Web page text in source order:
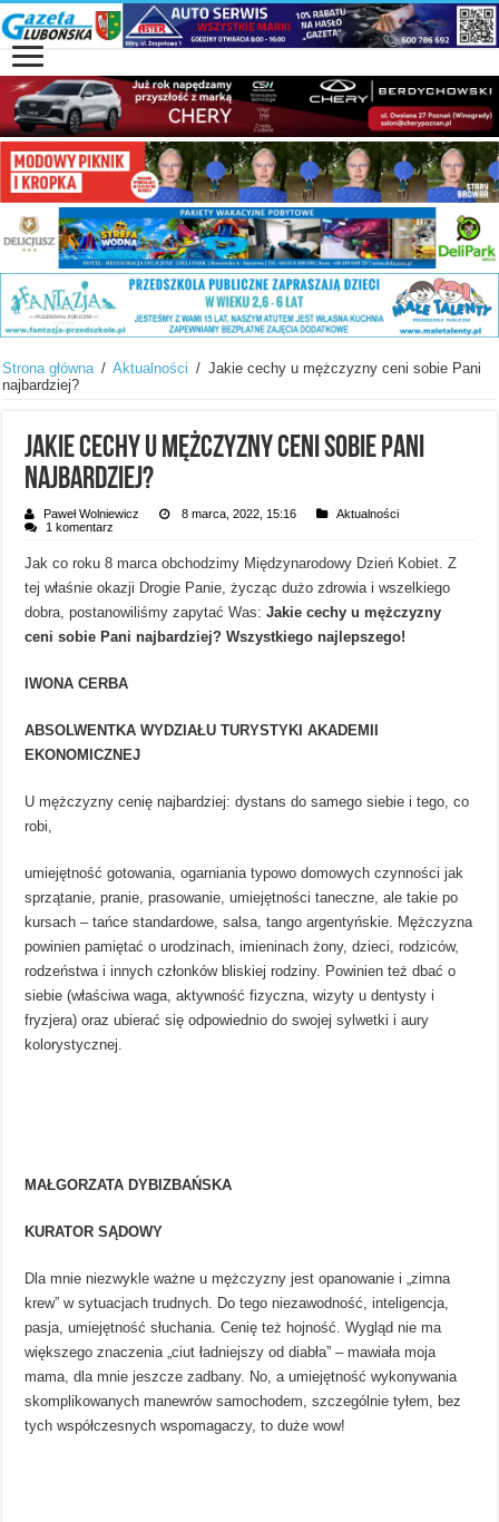
Strona główna / Aktualności / Jakie cechy u mężczyzny ceni sobie Pani
najbardziej?
Jakie cechy u mężczyzny ceni sobie Pani
najbardziej?
Paweł Wolniewicz 8 marca, 2022, 15:16
Aktualności
1 komentarz
Jak co roku 8 marca obchodzimy Międzynarodowy Dzień Kobiet. Z
tej właśnie okazji Drogie Panie, życząc dużo zdrowia i wszelkiego
dobra, postanowiliśmy zapytać Was:Jakie cechy u mężczyzny
ceni sobie Pani najbardziej? Wszystkiego najlepszego!
IWONA CERBA
ABSOLWENTKA WYDZIAŁU TURYSTYKI AKADEMII
EKONOMICZNEJ
U mężczyzny cenię najbardziej: dystans do samego siebie i tego, co
robi,
umiejętność gotowania, ogarniania typowo domowych czynności jak
sprzątanie, pranie, prasowanie, umiejętności taneczne, ale takie po
kursach – tańce standardowe, salsa, tango argentyńskie. Mężczyzna
powinien pamiętać o urodzinach, imieninach żony, dzieci, rodziców,
rodzeństwa i innych członków bliskiej rodziny. Powinien też dbać o
siebie (właściwa waga, aktywność fizyczna, wizyty u dentysty i
fryzjera) oraz ubierać się odpowiednio do swojej sylwetki i aury
kolorystycznej.
MAŁGORZATA DYBIZBAŃSKA
KURATOR SĄDOWY
Dla mnie niezwykle ważne u mężczyzny jest opanowanie i „zimna
krew” w sytuacjach trudnych. Do tego niezawodność, inteligencja,
pasja, umiejętność słuchania. Cenię też hojność. Wygląd nie ma
większego znaczenia „ciut ładniejszy od diabła” – mawiała moja
mama, dla mnie jeszcze zadbany. No, a umiejętność wykonywania
skomplikowanych manewrów samochodem, szczególnie tyłem, bez
tych współczesnych wspomagaczy, to duże wow!